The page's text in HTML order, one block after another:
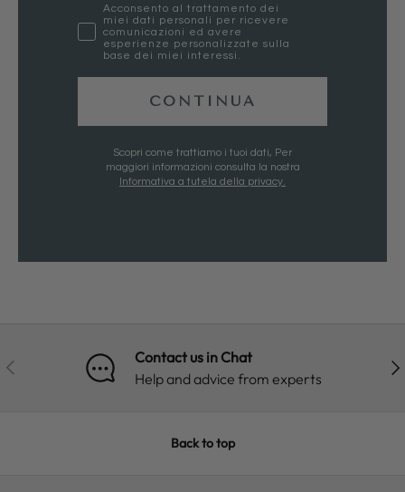
marketing
Acconsento al trattamento dei
miei dati personali per ricevere
comunicazioni ed avere
esperienze personalizzate sulla
base dei miei interessi.
CONTINUA
Scopri come trattiamo i tuoi dati, Per
maggiori informazioni consulta la nostra
Informativa a tutela della privacy.
PREVIOUS
Contact us in Chat
Help and advice from experts
Back to top